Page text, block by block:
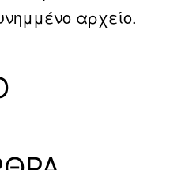
αρχείο.